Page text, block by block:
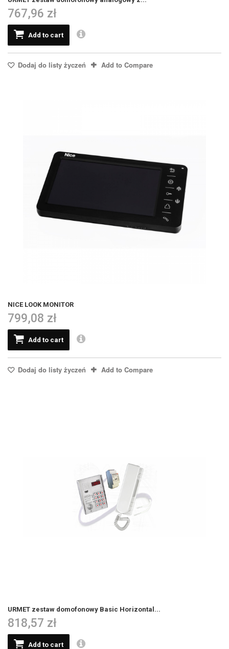
767,96 zł
Add to cart
Dodaj do listy życzeń Add to Compare
NICE LOOK MONITOR
799,08 zł
Add to cart
Dodaj do listy życzeń Add to Compare
URMET zestaw domofonowy Basic Horizontal...
818,57 zł
Add to cart